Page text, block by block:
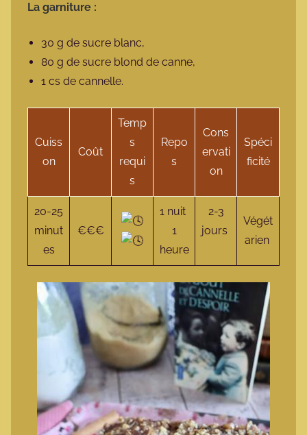
La garniture :
30 g de sucre blanc,
80 g de sucre blond de canne,
1 cs de cannelle.
Cuiss
on
Coût
Temp
s
requi
s
Repo
s
Cons
ervati
on
Spéci
ficité
20-25
minut
es
€€€
1 nuit
1
heure
2-3
jours
Végét
arien